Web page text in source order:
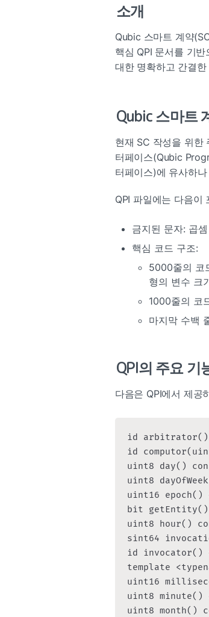
소개
Qubic 스마트 계약
핵심 QPI 문서를 기
대한 명확하고 간결
Qubic 스마트
현재 SC 작성을 위한
터페이스(Qubic
터페이스)에 유사하
QPI 파일에는 다음이
금지된 문자: 곱
핵심 코드 구조:
5000줄의 코
형의 변수 크
1000줄의 코
마지막 수백
QPI의 주요 기
다음은 QPI에서 제공
id arbitrator()
id
uint8 day()
uint8
uint16
bit getEntity()
uint8 hour()
sint64
id invocator()
template
uint16
uint8
uint8 month()